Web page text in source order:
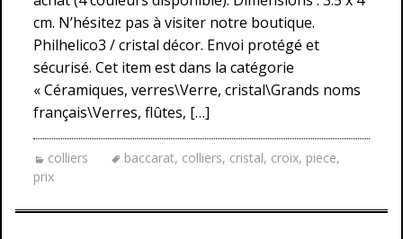
cm. N’hésitez pas à visiter notre boutique.
Philhelico3 / cristal décor. Envoi protégé et
sécurisé. Cet item est dans la catégorie
« Céramiques, verres\Verre, cristal\Grands noms
français\Verres, flûtes, […]
colliers baccarat, colliers, cristal, croix, piece,
prix